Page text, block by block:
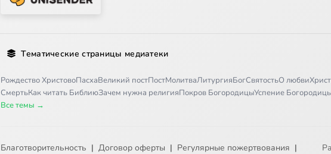
Тематические страницы медиатеки
Рождество ХристовоПасхаВеликий постПостМолитваЛитургияБогСвятостьО любви
СмертьКак читать БиблиюЗачем нужна религияПокров БогородицыУспение
Все темы →
Благотворительность | Договор оферты | Регулярные пожертвования |